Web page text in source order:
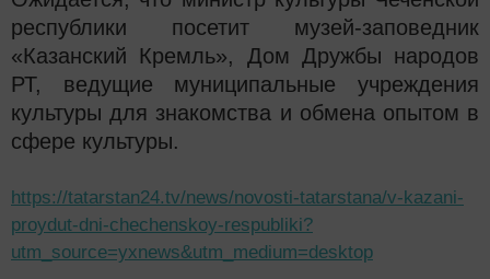
республики посетит музей-заповедник
«Казанский Кремль», Дом Дружбы народов
РТ, ведущие муниципальные учреждения
культуры для знакомства и обмена опытом в
сфере культуры.
https://tatarstan24.tv/news/novosti-tatarstana/v-kazani-
proydut-dni-chechenskoy-respubliki?
utm_source=yxnews&utm_medium=desktop